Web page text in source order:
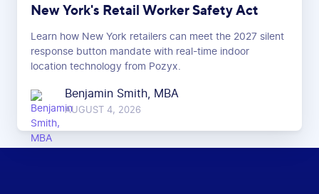
New York's Retail Worker Safety Act
Learn how New York retailers can meet the 2027 silent
response button mandate with real-time indoor
location technology from Pozyx.
Benjamin Smith, MBA
AUGUST 4, 2026